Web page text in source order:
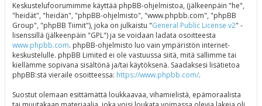
Keskustelufoorumimme käyttää phpBB-ohjelmistoa, (jälkeenpäin "he",
"heidät", "heidän", "phpBB-ohjelmisto", "www.phpbb.com", "phpBB
Group", "phpBB Tiimit"), joka on julkaistu "General Public License v2" -
lisenssillä (jälkeenpäin "GPL") ja se voidaan ladata osoitteesta
www.phpbb.com. phpBB-ohjelmisto luo vain ympäristön internet-
keskustelulle. phpBB Limited ei ole vastuussa siitä, mitä sallimme tai
kiellämme sopivana sisältönä ja/tai käytöksenä. Saadaksesi lisätietoa
phpBB:stä vieraile osoitteessa: https://www.phpbb.com/.
Suostut olemaan esittämättä loukkaavaa, vihamielistä, epämoraalista